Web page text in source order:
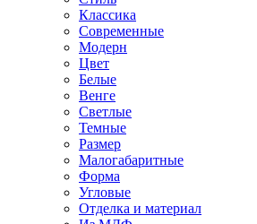
Классика
Современные
Модерн
Цвет
Белые
Венге
Светлые
Темные
Размер
Малогабаритные
Форма
Угловые
Отделка и материал